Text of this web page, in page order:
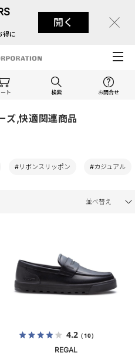
得に
開く
ト 検索 お問合せ
ズ,快適関連商品
#リボンスリッポン #カジュアル
並べ替え
4.2（10）
REGAL